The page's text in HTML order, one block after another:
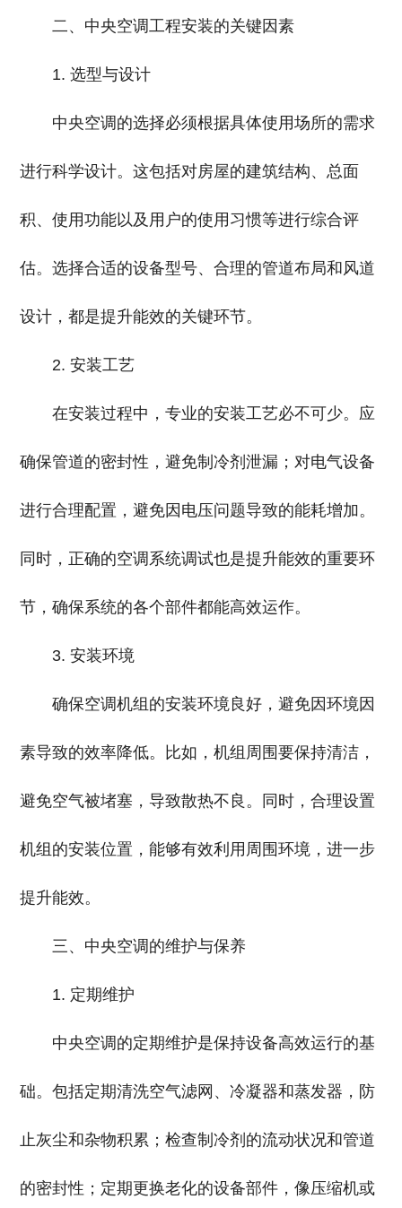
二、中央空调工程安装的关键因素
1. 选型与设计
中央空调的选择必须根据具体使用场所的需求
进行科学设计。这包括对房屋的建筑结构、总面
积、使用功能以及用户的使用习惯等进行综合评
估。选择合适的设备型号、合理的管道布局和风道
设计，都是提升能效的关键环节。
2. 安装工艺
在安装过程中，专业的安装工艺必不可少。应
确保管道的密封性，避免制冷剂泄漏；对电气设备
进行合理配置，避免因电压问题导致的能耗增加。
同时，正确的空调系统调试也是提升能效的重要环
节，确保系统的各个部件都能高效运作。
3. 安装环境
确保空调机组的安装环境良好，避免因环境因
素导致的效率降低。比如，机组周围要保持清洁，
避免空气被堵塞，导致散热不良。同时，合理设置
机组的安装位置，能够有效利用周围环境，进一步
提升能效。
三、中央空调的维护与保养
1. 定期维护
中央空调的定期维护是保持设备高效运行的基
础。包括定期清洗空气滤网、冷凝器和蒸发器，防
止灰尘和杂物积累；检查制冷剂的流动状况和管道
的密封性；定期更换老化的设备部件，像压缩机或